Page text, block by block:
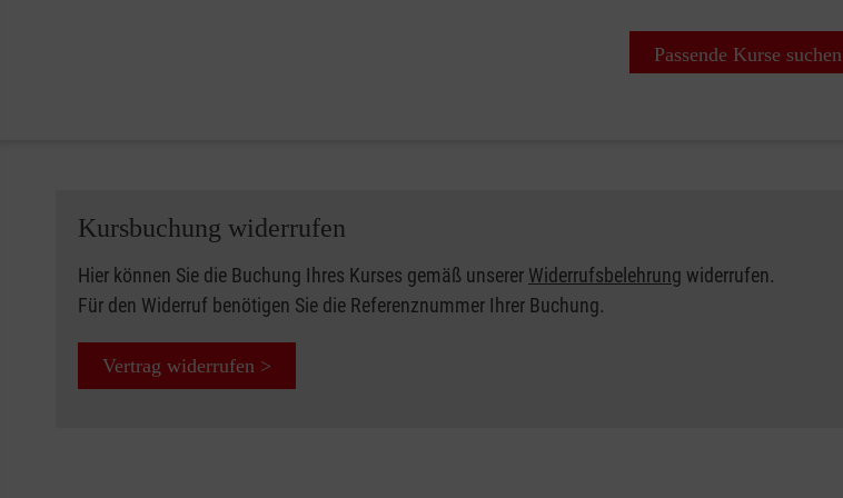
Passende Kurse suchen
Kursbuchung widerrufen
Hier können Sie die Buchung Ihres Kurses gemäß unserer Widerrufsbelehrung widerrufen.
Für den Widerruf benötigen Sie die Referenznummer Ihrer Buchung.
Vertrag widerrufen >